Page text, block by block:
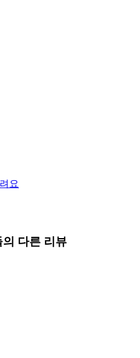
요
다른 리뷰